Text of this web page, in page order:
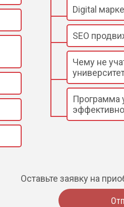
Digital
SEO
Чему не
Программа
Оставьте заявку на